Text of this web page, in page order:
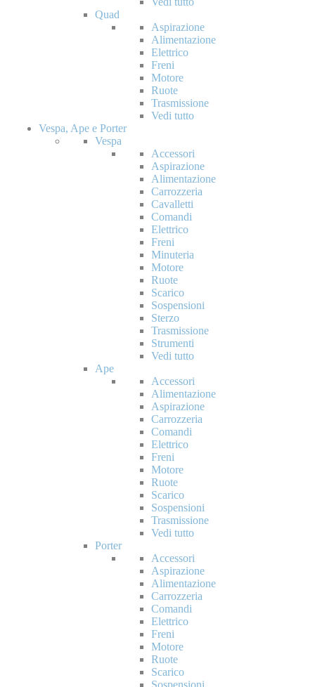
Quad
Aspirazione
Alimentazione
Elettrico
Freni
Motore
Ruote
Trasmissione
Vedi tutto
Vespa, Ape e Porter
Vespa
Accessori
Aspirazione
Alimentazione
Carrozzeria
Cavalletti
Comandi
Elettrico
Freni
Minuteria
Motore
Ruote
Scarico
Sospensioni
Sterzo
Trasmissione
Strumenti
Vedi tutto
Ape
Accessori
Alimentazione
Aspirazione
Carrozzeria
Comandi
Elettrico
Freni
Motore
Ruote
Scarico
Sospensioni
Trasmissione
Vedi tutto
Porter
Accessori
Aspirazione
Alimentazione
Carrozzeria
Comandi
Elettrico
Freni
Motore
Ruote
Scarico
Sospensioni